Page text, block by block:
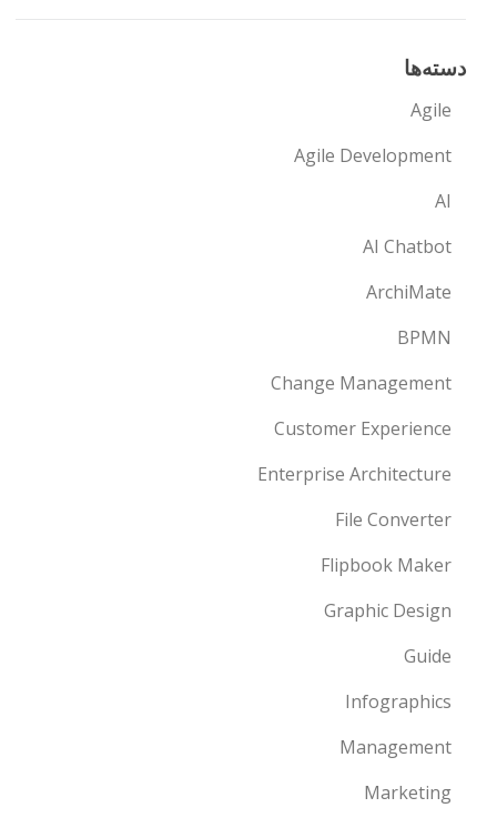
دسته‌ها
Agile
Agile Development
AI
AI Chatbot
ArchiMate
BPMN
Change Management
Customer Experience
Enterprise Architecture
File Converter
Flipbook Maker
Graphic Design
Guide
Infographics
Management
Marketing